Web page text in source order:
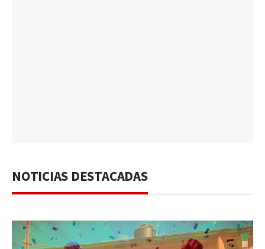
NOTICIAS DESTACADAS